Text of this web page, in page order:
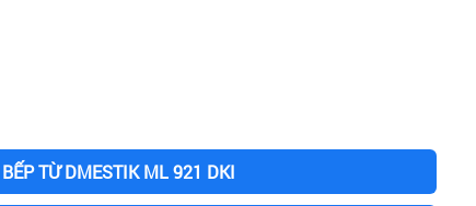
TỪ DMESTIK ML 921 DKI